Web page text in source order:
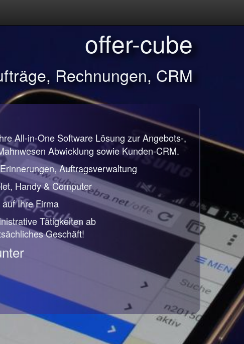
offer-cube
Rechnungen, CRM
All-in-One Software Lösung zur Angebots-,
Abwicklung sowie Kunden-CRM.
Auftragsverwaltung
Handy & Computer
Ihre Firma
Tätigkeiten ab
Geschäft!